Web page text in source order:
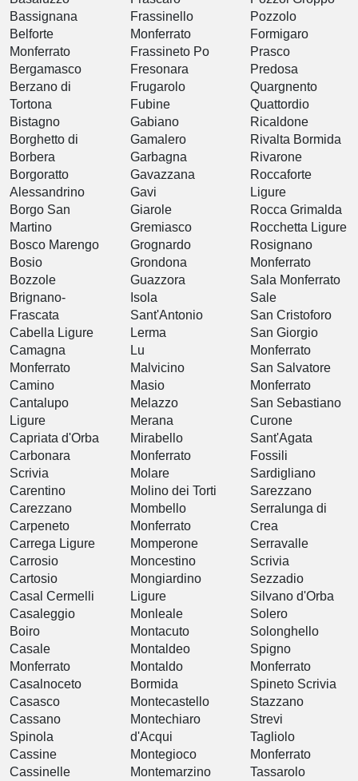
Bassignana
Belforte
Monferrato
Bergamasco
Berzano di
Tortona
Bistagno
Borghetto di
Borbera
Borgoratto
Alessandrino
Borgo San
Martino
Bosco Marengo
Bosio
Bozzole
Brignano-
Frascata
Cabella Ligure
Camagna
Monferrato
Camino
Cantalupo
Ligure
Capriata d'Orba
Carbonara
Scrivia
Carentino
Carezzano
Carpeneto
Carrega Ligure
Carrosio
Cartosio
Casal Cermelli
Casaleggio
Boiro
Casale
Monferrato
Casalnoceto
Casasco
Cassano
Spinola
Cassine
Cassinelle
Frassinello
Monferrato
Frassineto Po
Fresonara
Frugarolo
Fubine
Gabiano
Gamalero
Garbagna
Gavazzana
Gavi
Giarole
Gremiasco
Grognardo
Grondona
Guazzora
Isola
Sant'Antonio
Lerma
Lu
Malvicino
Masio
Melazzo
Merana
Mirabello
Monferrato
Molare
Molino dei Torti
Mombello
Monferrato
Momperone
Moncestino
Mongiardino
Ligure
Monleale
Montacuto
Montaldeo
Montaldo
Bormida
Montecastello
Montechiaro
d'Acqui
Montegioco
Montemarzino
Pozzolo
Formigaro
Prasco
Predosa
Quargnento
Quattordio
Ricaldone
Rivalta Bormida
Rivarone
Roccaforte
Ligure
Rocca Grimalda
Rocchetta Ligure
Rosignano
Monferrato
Sala Monferrato
Sale
San Cristoforo
San Giorgio
Monferrato
San Salvatore
Monferrato
San Sebastiano
Curone
Sant'Agata
Fossili
Sardigliano
Sarezzano
Serralunga di
Crea
Serravalle
Scrivia
Sezzadio
Silvano d'Orba
Solero
Solonghello
Spigno
Monferrato
Spineto Scrivia
Stazzano
Strevi
Tagliolo
Monferrato
Tassarolo